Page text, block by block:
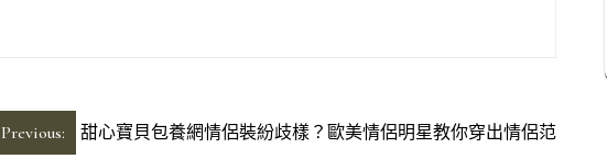
Previous: 甜心寶貝包養網情侶裝紛歧樣？歐美情侶明星教你穿出情侶范